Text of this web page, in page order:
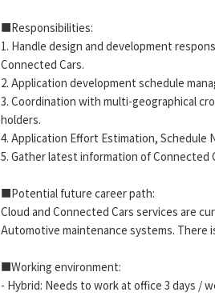
■Responsibilities:
1. Handle design and development
Connected Cars.
2. Application development schedule
3. Coordination with multi-geographical
holders.
4. Application Effort Estimation, Schedule
5. Gather latest information of Connected
■Potential future career path:
Cloud and Connected Cars services are
Automotive maintenance systems. There
■Working environment:
- Hybrid: Needs to work at office 3 days /